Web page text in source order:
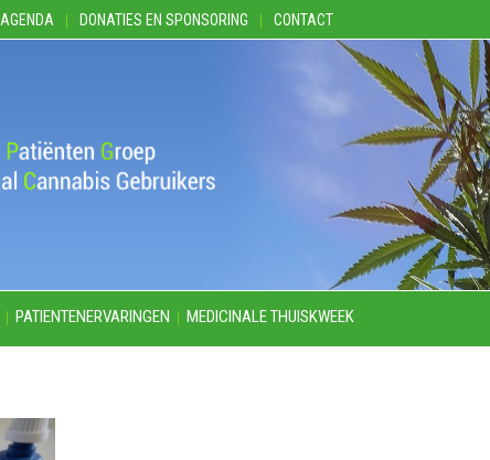
AGENDA DONATIES EN SPONSORING CONTACT
PATIENTENERVARINGEN MEDICINALE THUISKWEEK